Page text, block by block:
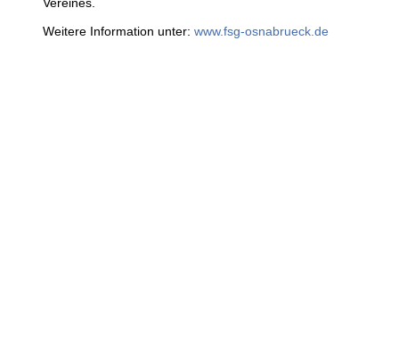
Weitere Information unter: www.fsg-osnabrueck.de